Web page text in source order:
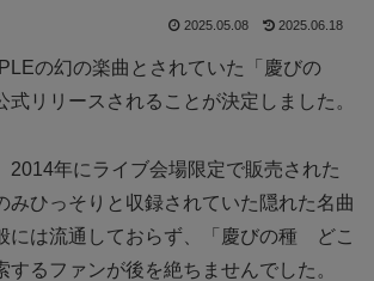
2025.05.08 2025.06.18
の幻の楽曲とされていた「慶びの
式リリースされることが決定しました。
2014年にライブ会場限定で販売された
みひっそりと収録されていた隠れた名曲
には流通しておらず、「慶びの種 どこ
するファンが後を絶ちませんでした。